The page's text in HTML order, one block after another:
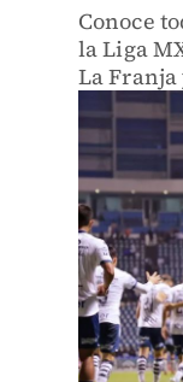
Conoce
la Liga
La